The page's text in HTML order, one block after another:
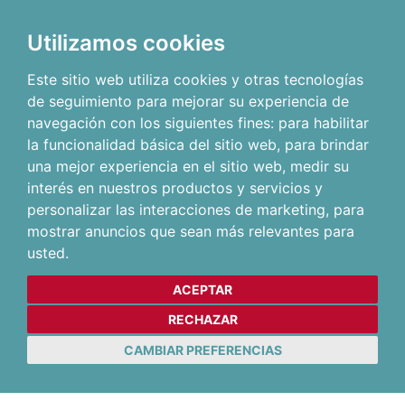
Utilizamos cookies
Este sitio web utiliza cookies y otras tecnologías
de seguimiento para mejorar su experiencia de
navegación con los siguientes fines: para habilitar
la funcionalidad básica del sitio web, para brindar
una mejor experiencia en el sitio web, medir su
interés en nuestros productos y servicios y
personalizar las interacciones de marketing, para
mostrar anuncios que sean más relevantes para
usted.
ACEPTAR
RECHAZAR
CAMBIAR PREFERENCIAS